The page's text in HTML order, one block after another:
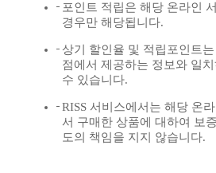
포인트 적립은 해당 온라인
경우만 해당됩니다.
상기 할인율 및 적립포인트는
점에서 제공하는 정보와 일
수 있습니다.
RISS 서비스에서는 해당 온라
서 구매한 상품에 대하여 보
도의 책임을 지지 않습니다.